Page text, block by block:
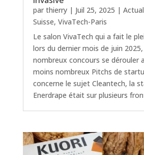
par thierry| Juil 25, 2025 |
Suisse, VivaTech-Paris
Le salon VivaTech qui a fait le
lors du dernier mois de juin
nombreux concours se dérouler
moins nombreux Pitchs de
concerne le sujet Cleantech, la
Enerdrape était sur plusieurs